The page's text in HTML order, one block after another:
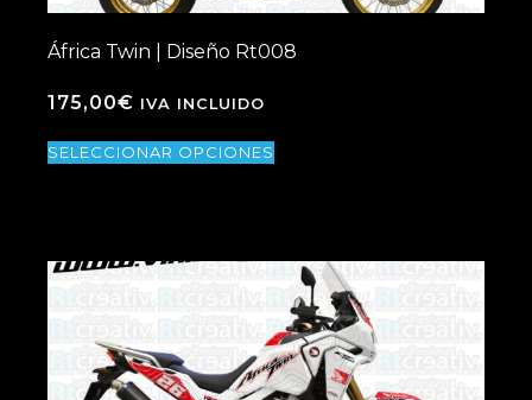
África Twin | Diseño Rt008
175,00€ IVA INCLUIDO
SELECCIONAR OPCIONES